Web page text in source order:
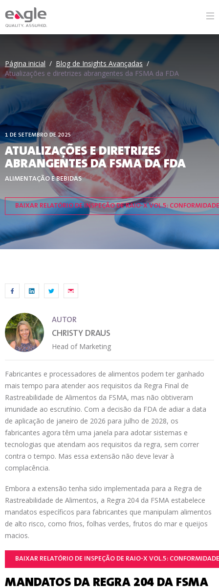
Página inicial / Blog de Insights Avançadas /
Atualizações e diretrizes abrangentes da FSMA da FDA
1 DE SETEMBRO DE 2025
ATUALIZAÇÕES E DIRETRIZES
ABRANGENTES DA FSMA DA FDA
ALIMENTAÇÃO E BEBIDAS
BAIXAR RELATÓRIO DE INSPEÇÃO DE RAIO-X VOL.5:
AUTOR
CHRISTY DRAUS
Head of Marketing
Fabricantes e processadores de alimentos podem ter ganhado
mais tempo para atender aos requisitos da Regra Final de
Rastreabilidade de Alimentos da FSMA, mas não obtiveram
imunidade ao escrutínio. Com a decisão da FDA de adiar a data
de aplicação de janeiro de 2026 para julho de 2028, os
fabricantes agora têm uma janela para adotar sistemas e
tecnologias que atendam aos requisitos da regra, sem correr
contra o tempo. Mas essa extensão não deve levar à
complacência.
Embora a extensão tenha sido implementada para a Regra de
Rastreabilidade de Alimentos, a Regra 204 da FSMA estabelece
mandatos específicos para fabricantes que manipulam alimentos
de alto risco, como frios, folhas verdes, frutos do mar e queijos
macios.
BAIXAR RELATÓRIO DE INSPEÇÃO DE RAIO-X VOL.5:
MANDATOS DA REGRA 204 DA FSMA